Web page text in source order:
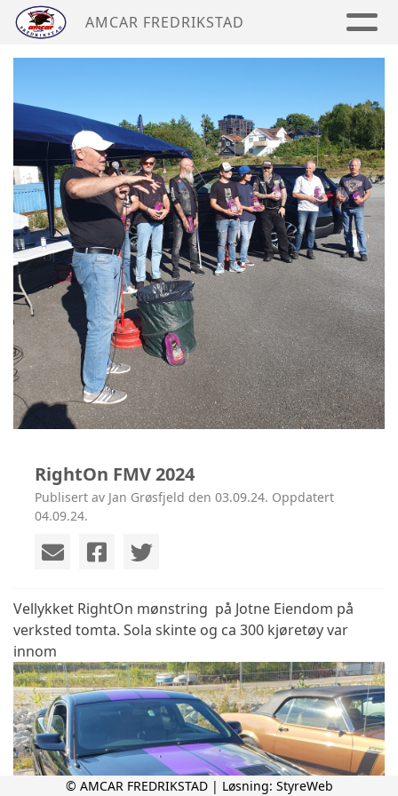
AMCAR FREDRIKSTAD
RightOn FMV 2024
Publisert av Jan Grøsfjeld den 03.09.24. Oppdatert
04.09.24.
Vellykket RightOn mønstring på Jotne Eiendom på
verksted tomta. Sola skinte og ca 300 kjøretøy var
innom
© AMCAR FREDRIKSTAD | Løsning: StyreWeb